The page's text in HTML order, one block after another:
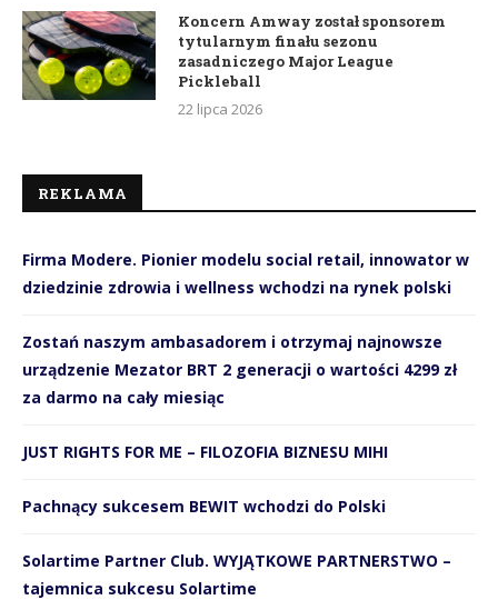
Koncern Amway został sponsorem
tytularnym finału sezonu
zasadniczego Major League
Pickleball
22 lipca 2026
REKLAMA
Firma Modere. Pionier modelu social retail, innowator w
dziedzinie zdrowia i wellness wchodzi na rynek polski
Zostań naszym ambasadorem i otrzymaj najnowsze
urządzenie Mezator BRT 2 generacji o wartości 4299 zł
za darmo na cały miesiąc
JUST RIGHTS FOR ME – FILOZOFIA BIZNESU MIHI
Pachnący sukcesem BEWIT wchodzi do Polski
Solartime Partner Club. WYJĄTKOWE PARTNERSTWO –
tajemnica sukcesu Solartime